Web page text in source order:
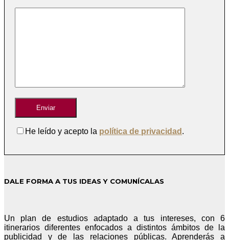
He leído y acepto la política de privacidad .
DALE FORMA A TUS IDEAS Y COMUNÍCALAS
Un plan de estudios adaptado a tus intereses, con 6
itinerarios diferentes enfocados a distintos ámbitos de la
publicidad y de las relaciones públicas. Aprenderás a